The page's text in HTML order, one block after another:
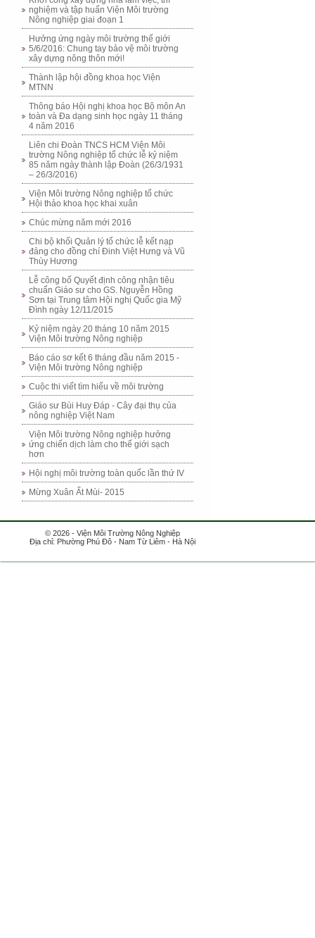
nghiệm và tập huấn Viện Môi trường
Nông nghiệp giai đoạn 1
Hưởng ứng ngày môi trường thế giới
5/6/2016: Chung tay bảo vệ môi trường
xây dựng nông thôn mới!
Thành lập hội đồng khoa học Viện
MTNN
Thông báo Hội nghị khoa học Bộ môn An
toàn và Đa dạng sinh học ngày 11 tháng
4 năm 2016
Liên chi Đoàn TNCS HCM Viện Môi
trường Nông nghiệp tổ chức lễ kỷ niệm
85 năm ngày thành lập Đoàn (26/3/1931
– 26/3/2016)
Viện Môi trường Nông nghiệp tổ chức
Hội thảo khoa học khai xuân
Chúc mừng năm mới 2016
Chi bộ khối Quản lý tổ chức lễ kết nạp
đảng cho đồng chí Đinh Việt Hưng và Vũ
Thùy Hương
Lễ công bố Quyết định công nhận tiêu
chuẩn Giáo sư cho GS. Nguyễn Hồng
Sơn tại Trung tâm Hội nghị Quốc gia Mỹ
Đình ngày 12/11/2015
Kỷ niệm ngày 20 tháng 10 năm 2015
Viện Môi trường Nông nghiệp
Báo cáo sơ kết 6 tháng đầu năm 2015 -
Viện Môi trường Nông nghiệp
Cuộc thi viết tìm hiểu về môi trường
Giáo sư Bùi Huy Đáp - Cây đại thụ của
nông nghiệp Việt Nam
Viện Môi trường Nông nghiệp hưởng
ứng chiến dịch làm cho thế giới sạch
hơn
Hội nghị môi trường toàn quốc lần thứ IV
Mừng Xuân Ất Mùi- 2015
© 2026 - Viện Môi Trường Nông Nghiệp
Địa chỉ: Phường Phú Đô - Nam Từ Liêm - Hà Nội